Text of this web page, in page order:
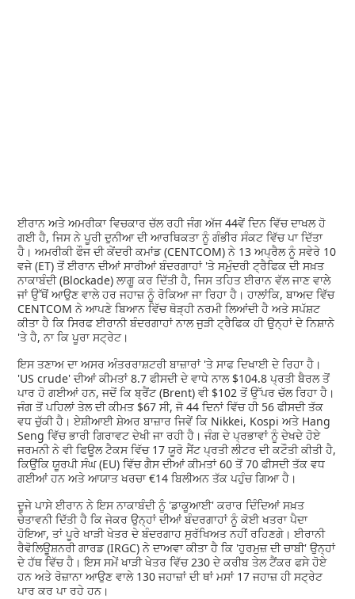
ਈਰਾਨ ਅਤੇ ਅਮਰੀਕਾ ਵਿਚਕਾਰ ਚੱਲ ਰਹੀ ਜੰਗ ਅੱਜ 44ਵੇਂ ਦਿਨ ਵਿੱਚ ਦਾਖਲ ਹੋ
ਗਈ ਹੈ, ਜਿਸ ਨੇ ਪੂਰੀ ਦੁਨੀਆ ਦੀ ਆਰਥਿਕਤਾ ਨੂੰ ਗੰਭੀਰ ਸੰਕਟ ਵਿੱਚ ਪਾ ਦਿੱਤਾ
ਹੈ। ਅਮਰੀਕੀ ਫੌਜ ਦੀ ਕੇਂਦਰੀ ਕਮਾਂਡ (CENTCOM) ਨੇ 13 ਅਪ੍ਰੈਲ ਨੂੰ ਸਵੇਰੇ 10
ਵਜੇ (ET) ਤੋਂ ਈਰਾਨ ਦੀਆਂ ਸਾਰੀਆਂ ਬੰਦਰਗਾਹਾਂ 'ਤੇ ਸਮੁੰਦਰੀ ਟ੍ਰੈਫਿਕ ਦੀ ਸਖ਼ਤ
ਨਾਕਾਬੰਦੀ (Blockade) ਲਾਗੂ ਕਰ ਦਿੱਤੀ ਹੈ, ਜਿਸ ਤਹਿਤ ਈਰਾਨ ਵੱਲ ਜਾਣ ਵਾਲੇ
ਜਾਂ ਉੱਥੋਂ ਆਉਣ ਵਾਲੇ ਹਰ ਜਹਾਜ਼ ਨੂੰ ਰੋਕਿਆ ਜਾ ਰਿਹਾ ਹੈ। ਹਾਲਾਂਕਿ, ਬਾਅਦ ਵਿੱਚ
CENTCOM ਨੇ ਆਪਣੇ ਬਿਆਨ ਵਿੱਚ ਥੋੜ੍ਹੀ ਨਰਮੀ ਲਿਆਂਦੀ ਹੈ ਅਤੇ ਸਪੱਸ਼ਟ
ਕੀਤਾ ਹੈ ਕਿ ਸਿਰਫ ਈਰਾਨੀ ਬੰਦਰਗਾਹਾਂ ਨਾਲ ਜੁੜੀ ਟ੍ਰੈਫਿਕ ਹੀ ਉਨ੍ਹਾਂ ਦੇ ਨਿਸ਼ਾਨੇ
'ਤੇ ਹੈ, ਨਾ ਕਿ ਪੂਰਾ ਸਟ੍ਰੇਟ।
ਇਸ ਤਣਾਅ ਦਾ ਅਸਰ ਅੰਤਰਰਾਸ਼ਟਰੀ ਬਾਜ਼ਾਰਾਂ 'ਤੇ ਸਾਫ ਦਿਖਾਈ ਦੇ ਰਿਹਾ ਹੈ।
'US crude' ਦੀਆਂ ਕੀਮਤਾਂ 8.7 ਫੀਸਦੀ ਦੇ ਵਾਧੇ ਨਾਲ $104.8 ਪ੍ਰਤੀ ਬੈਰਲ ਤੋਂ
ਪਾਰ ਹੋ ਗਈਆਂ ਹਨ, ਜਦੋਂ ਕਿ ਬ੍ਰੈਂਟ (Brent) ਵੀ $102 ਤੋਂ ਉੱਪਰ ਚੱਲ ਰਿਹਾ ਹੈ।
ਜੰਗ ਤੋਂ ਪਹਿਲਾਂ ਤੇਲ ਦੀ ਕੀਮਤ $67 ਸੀ, ਜੋ 44 ਦਿਨਾਂ ਵਿੱਚ ਹੀ 56 ਫੀਸਦੀ ਤੱਕ
ਵਧ ਚੁੱਕੀ ਹੈ। ਏਸ਼ੀਆਈ ਸ਼ੇਅਰ ਬਾਜ਼ਾਰ ਜਿਵੇਂ ਕਿ Nikkei, Kospi ਅਤੇ Hang
Seng ਵਿੱਚ ਭਾਰੀ ਗਿਰਾਵਟ ਦੇਖੀ ਜਾ ਰਹੀ ਹੈ। ਜੰਗ ਦੇ ਪ੍ਰਭਾਵਾਂ ਨੂੰ ਦੇਖਦੇ ਹੋਏ
ਜਰਮਨੀ ਨੇ ਵੀ ਫਿਊਲ ਟੈਕਸ ਵਿੱਚ 17 ਯੂਰੋ ਸੈਂਟ ਪ੍ਰਤੀ ਲੀਟਰ ਦੀ ਕਟੌਤੀ ਕੀਤੀ ਹੈ,
ਕਿਉਂਕਿ ਯੂਰਪੀ ਸੰਘ (EU) ਵਿੱਚ ਗੈਸ ਦੀਆਂ ਕੀਮਤਾਂ 60 ਤੋਂ 70 ਫੀਸਦੀ ਤੱਕ ਵਧ
ਗਈਆਂ ਹਨ ਅਤੇ ਆਯਾਤ ਖਰਚਾ €14 ਬਿਲੀਅਨ ਤੱਕ ਪਹੁੰਚ ਗਿਆ ਹੈ।
ਦੂਜੇ ਪਾਸੇ ਈਰਾਨ ਨੇ ਇਸ ਨਾਕਾਬੰਦੀ ਨੂੰ 'ਡਾਕੂਆਈ' ਕਰਾਰ ਦਿੰਦਿਆਂ ਸਖ਼ਤ
ਚੇਤਾਵਨੀ ਦਿੱਤੀ ਹੈ ਕਿ ਜੇਕਰ ਉਨ੍ਹਾਂ ਦੀਆਂ ਬੰਦਰਗਾਹਾਂ ਨੂੰ ਕੋਈ ਖਤਰਾ ਪੈਦਾ
ਹੋਇਆ, ਤਾਂ ਪੂਰੇ ਖਾੜੀ ਖੇਤਰ ਦੇ ਬੰਦਰਗਾਹ ਸੁਰੱਖਿਅਤ ਨਹੀਂ ਰਹਿਣਗੇ। ਈਰਾਨੀ
ਰੈਵੋਲਿਊਸ਼ਨਰੀ ਗਾਰਡ (IRGC) ਨੇ ਦਾਅਵਾ ਕੀਤਾ ਹੈ ਕਿ 'ਹੁਰਮੁਜ਼ ਦੀ ਚਾਬੀ' ਉਨ੍ਹਾਂ
ਦੇ ਹੱਥ ਵਿੱਚ ਹੈ। ਇਸ ਸਮੇਂ ਖਾੜੀ ਖੇਤਰ ਵਿੱਚ 230 ਦੇ ਕਰੀਬ ਤੇਲ ਟੈਂਕਰ ਫਸੇ ਹੋਏ
ਹਨ ਅਤੇ ਰੋਜ਼ਾਨਾ ਆਉਣ ਵਾਲੇ 130 ਜਹਾਜ਼ਾਂ ਦੀ ਥਾਂ ਮਸਾਂ 17 ਜਹਾਜ਼ ਹੀ ਸਟ੍ਰੇਟ
ਪਾਰ ਕਰ ਪਾ ਰਹੇ ਹਨ।